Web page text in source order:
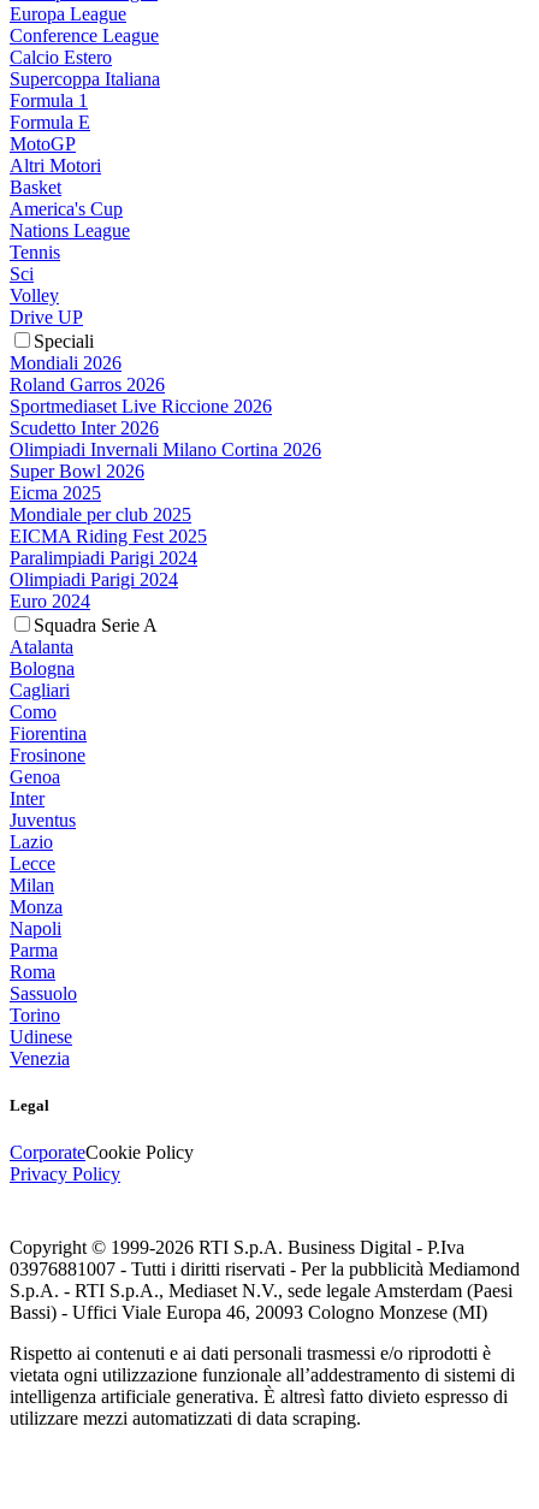
Europa League
Conference League
Calcio Estero
Supercoppa Italiana
Formula 1
Formula E
MotoGP
Altri Motori
Basket
America's Cup
Nations League
Tennis
Sci
Volley
Drive UP
Speciali
Mondiali 2026
Roland Garros 2026
Sportmediaset Live Riccione 2026
Scudetto Inter 2026
Olimpiadi Invernali Milano Cortina 2026
Super Bowl 2026
Eicma 2025
Mondiale per club 2025
EICMA Riding Fest 2025
Paralimpiadi Parigi 2024
Olimpiadi Parigi 2024
Euro 2024
Squadra Serie A
Atalanta
Bologna
Cagliari
Como
Fiorentina
Frosinone
Genoa
Inter
Juventus
Lazio
Lecce
Milan
Monza
Napoli
Parma
Roma
Sassuolo
Torino
Udinese
Venezia
Legal
CorporateCookie Policy
Privacy Policy
Copyright © 1999-2026 RTI S.p.A. Business Digital - P.Iva
03976881007 - Tutti i diritti riservati - Per la pubblicità Mediamond
S.p.A. - RTI S.p.A., Mediaset N.V., sede legale Amsterdam (Paesi
Bassi) - Uffici Viale Europa 46, 20093 Cologno Monzese (MI)
Rispetto ai contenuti e ai dati personali trasmessi e/o riprodotti è
vietata ogni utilizzazione funzionale all’addestramento di sistemi di
intelligenza artificiale generativa. È altresì fatto divieto espresso di
utilizzare mezzi automatizzati di data scraping.